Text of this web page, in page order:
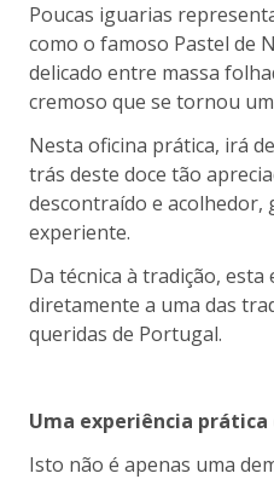
Poucas iguarias
como o famoso Pastel de
delicado entre massa
cremoso que se tornou
Nesta oficina prática, irá
trás deste doce tão
descontraído e acolhedor,
experiente.
Da técnica à tradição,
diretamente a uma das
queridas de Portugal.
Uma experiência
Isto não é apenas uma